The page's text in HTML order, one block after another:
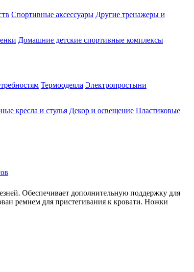
Спортивные аксессуары Другие тренажеры и
Домашние детские спортивные комплексы
Термоодеяла Электропростыни
кресла и стулья Декор и освещение Пластиковые
Обеспечивает дополнительную поддержку для
ремнем для пристегивания к кровати. Ножки